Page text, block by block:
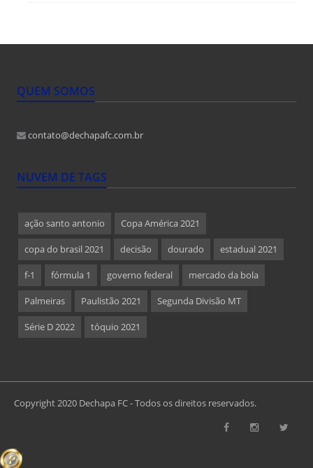
QUEM SOMOS
contato@dechapafc.com.br
NUVEM DE TAGS
ação santo antonio Copa América 2021
copa do brasil 2021 decisão dourado estadual 2021
f-1 fórmula 1 governo federal mercado da bola
Palmeiras Paulistão 2021 Segunda Divisão MT
Série D 2022 tóquio 2021
Copyright 2020 Dechapa FC - Todos os direitos reservados.